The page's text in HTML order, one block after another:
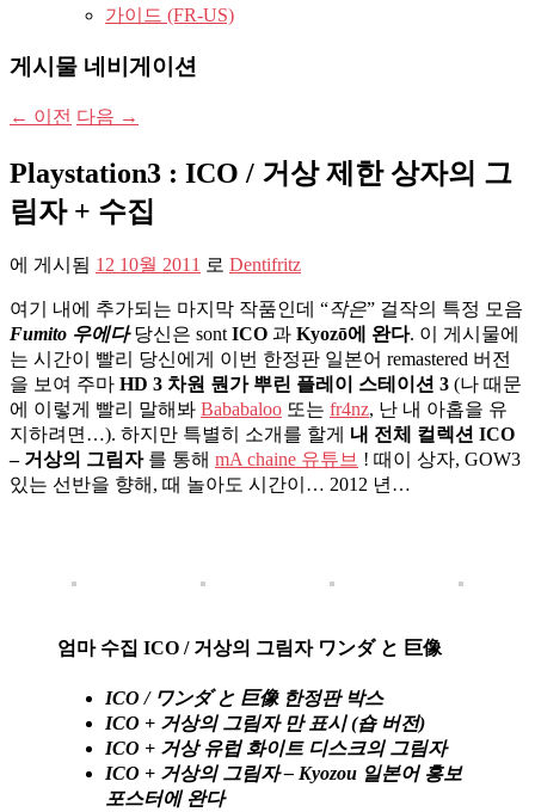
가이드 (FR-US)
게시물 네비게이션
← 이전 다음 →
Playstation3 : ICO / 거상 제한 상자의 그
림자 + 수집
에 게시됨 12 10월 2011 로 Dentifritz
여기 내에 추가되는 마지막 작품인데 “작은” 걸작의 특정 모음
Fumito 우에다당신은 sontICO 과 Kyozō에 완다. 이 게시물에
는 시간이 빨리 당신에게 이번 한정판 일본어 remastered 버전
을 보여 주마 HD 3 차원 뭔가 뿌린 플레이 스테이션 3 (나 때문
에 이렇게 빨리 말해봐 Bababaloo 또는 fr4nz, 난 내 아홉을 유
지하려면…). 하지만 특별히 소개를 할게 내 전체 컬렉션 ICO
– 거상의 그림자를 통해 mA chaine 유튜브 ! 때이 상자, GOW3
있는 선반을 향해, 때 놀아도 시간이… 2012 년…
엄마 수집 ICO / 거상의 그림자 ワンダ と 巨像
ICO / ワンダ と 巨像 한정판 박스
ICO + 거상의 그림자 만 표시 (숍 버전)
ICO + 거상 유럽 화이트 디스크의 그림자
ICO + 거상의 그림자 – Kyozou 일본어 홍보
포스터에 완다